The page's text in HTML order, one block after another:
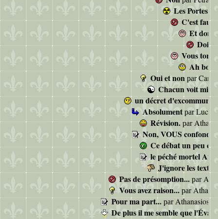
Les Portes
C'est faux
Et donc
Dois-
Vous
Ah bon?
Oui et non par
Chacun voit midi
un décret
Absolument parLuc
Révision.par
Non, VOUS
Ce débat un peu
le péché mortel
J'ignore les
Pas de présomption... par
Vous avez raison... par
Pour ma part... parAthanasios
De plus il me semble que